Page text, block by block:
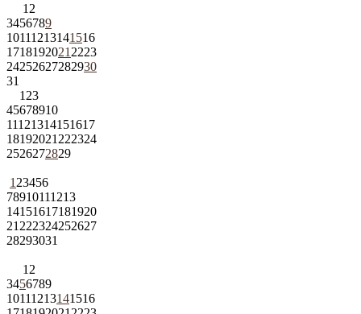
1 2
3456789
10111213141516
1718192021 2223
24252627282930
31
1 23
45678910
11121314151617
18192021 222324
2526272829
1 23456
78910111213
14151617181920
21 222324252627
28293031
1 2
3456789
10111213141516